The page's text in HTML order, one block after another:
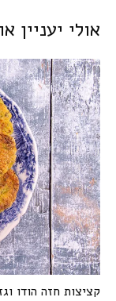
אולי יעניין
קציצות חזה הודו